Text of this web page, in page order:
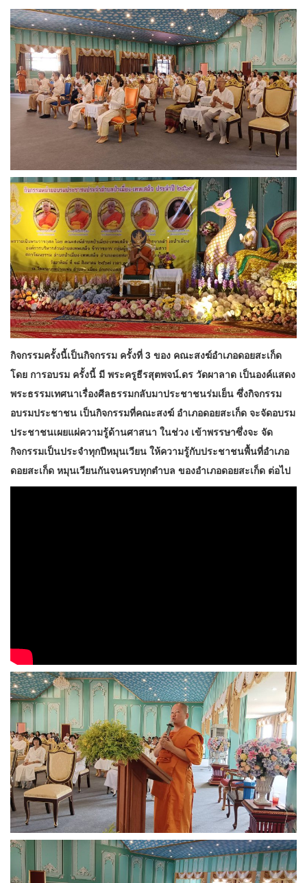
กิจกรรมครั้งนี้เป็นกิจกรรม ครั้งที่ 3 ของ คณะสงฆ์อำเภอดอยสะเก็ด
โดย การอบรม ครั้งนี้ มี พระครูธีรสุตพจน์.ดร วัดผาลาด เป็นองค์แสดง
พระธรรมเทศนาเรื่องศีลธรรมกลับมาประชาชนร่มเย็น ซึ่งกิจกรรม
อบรมประชาชน เป็นกิจกรรมที่คณะสงฆ์ อำเภอดอยสะเก็ด จะจัดอบรม
ประชาชนเผยแผ่ความรู้ด้านศาสนา ในช่วง เข้าพรรษาซึ่งจะ จัด
กิจกรรมเป็นประจำทุกปีหมุนเวียน ให้ความรู้กับประชาชนพื้นที่อำเภอ
ดอยสะเก็ด หมุนเวียนกันจนครบทุกตำบล ของอำเภอดอยสะเก็ด ต่อไป